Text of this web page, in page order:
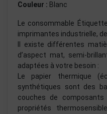
Couleur : Blanc
Le consommable
imprimantes industrielle,
Il existe différentes
d’aspect mat, semi-
adaptées à votre besoin :
Le papier thermique
synthétiques sont des
couches de
propriétés